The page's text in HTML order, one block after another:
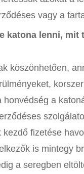
vagy a
katona lenni, mit
köszönhetően,
a
fizetése
is mintegy
a seregben